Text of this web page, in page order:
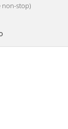
non-stop)